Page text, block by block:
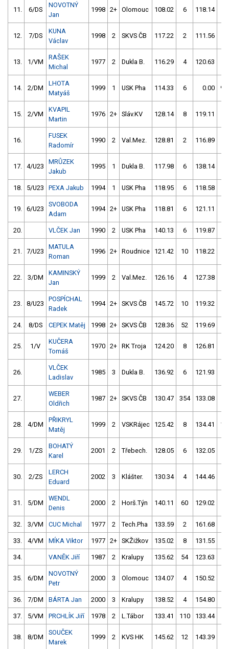
11. 6/DS
NOVOTNÝ
Jan
1998 2+ Olomouc 108.02 6 118.14
12. 7/DS
KUNA
Václav
1998 2 SKVS ČB 117.22 2 111.56
13. 1/VM
RAŠEK
Michal
1977 2 Dukla B. 116.29 4 120.63
14. 2/DM
LHOTA
Matyáš
1999 1 USK Pha 114.33 6 0.00
15. 2/VM
KVAPIL
Martin
1976 2+ Sláv.KV 128.14 8 119.11
16.
FUSEK
Radomír
1990 2 Val.Mez. 128.81 2 116.89
17. 4/U23
MRŮZEK
Jakub
1995 1 Dukla B. 117.98 6 138.14
18. 5/U23 PEXA Jakub 1994 1 USK Pha 118.95 6 118.58
19. 6/U23
SVOBODA
Adam
1994 2+ USK Pha 118.81 6 121.11
20. VLČEK Jan 1990 2 USK Pha 140.13 6 119.87
21. 7/U23
MATULA
Roman
1996 2+ Roudnice 121.42 10 118.22
22. 3/DM
KAMINSKÝ
Jan
1999 2 Val.Mez. 126.16 4 127.38
23. 8/U23
POSPÍCHAL
Radek
1994 2+ SKVS ČB 145.72 10 119.32
24. 8/DS CEPEK Matěj 1998 2+ SKVS ČB 128.36 52 119.69
25. 1/V
KUČERA
Tomáš
1970 2+ RK Troja 124.20 8 126.81
26.
VLČEK
Ladislav
1985 3 Dukla B. 136.92 6 121.93
27.
WEBER
Oldřich
1987 2+ SKVS ČB 130.47 354 133.08
28. 4/DM
PŘIKRYL
Matěj
1999 2 VSKRájec 125.42 8 134.41
29. 1/ZS
BOHATÝ
Karel
2001 2 Třebech. 128.05 6 132.05
30. 2/ZS
LERCH
Eduard
2002 3 Klášter. 130.34 4 144.46
31. 5/DM
WENDL
Denis
2000 2 Horš.Týn 140.11 60 129.02
32. 3/VM CUC Michal 1977 2 Tech.Pha 133.59 2 161.68
33. 4/VM MÍKA Viktor 1977 2+ SKŽižkov 135.02 8 131.55
34. VANĚK Jiří 1987 2 Kralupy 135.62 54 123.63
35. 6/DM
NOVOTNÝ
Petr
2000 3 Olomouc 134.07 4 150.52
36. 7/DM BÁRTA Jan 2000 3 Kralupy 138.52 4 154.80
37. 5/VM PRCHLÍK Jiří 1978 2 L.Tábor 133.41 110 133.44
38. 8/DM
SOUČEK
Marek
1999 2 KVS HK 145.62 12 143.39